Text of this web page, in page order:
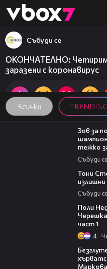
👾
Всички TRENDING
Събуди се
ОКОНЧАТЕЛНО:
заразени с коронавирус
03:29
Зов за
тежко
Събуди се
Тони
излишни
Събуди се
Поли
част 1
4